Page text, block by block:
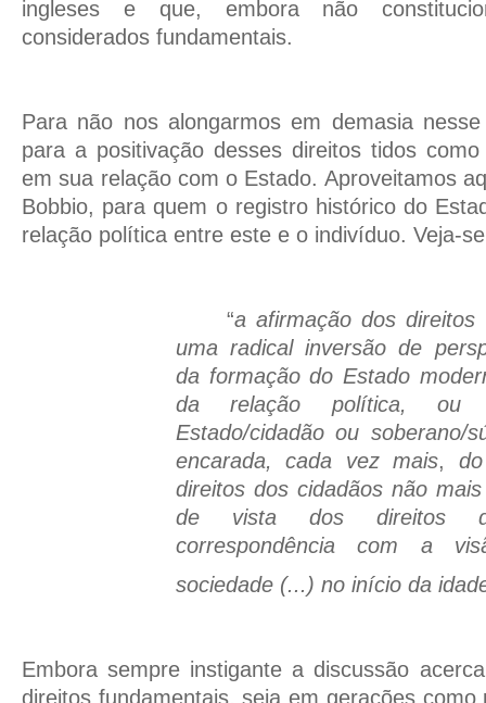
ingleses e que, embora não
considerados fundamentais.
Para não nos alongarmos em demasia
para a positivação desses direitos tidos
em sua relação com o Estado. Aproveitamos
Bobbio, para quem o registro histórico do
relação política entre este e o indivíduo. Veja-
“a afirmação dos
uma radical inversão de
da formação do Estado
da relação política, ou
Estado/cidadão ou soberano/
encarada, cada vez mais,
direitos dos cidadãos não
de vista dos direitos
correspondência com a
sociedade (...) no início da
Embora sempre instigante a discussão
direitos fundamentais, seja em gerações